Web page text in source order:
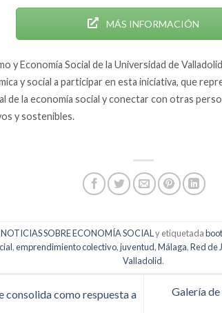
MÁS INFORMACIÓN
y Economía Social de la Universidad de
y social a participar en esta iniciativa, que
de la economía social y conectar con otras
y sostenibles.
NOTICIAS SOBRE ECONOMÍA SOCIAL y etiquetada
,emprendimiento colectivo,juventud,Málaga,Red de
Valladolid.
consolida como respuesta a
Galería